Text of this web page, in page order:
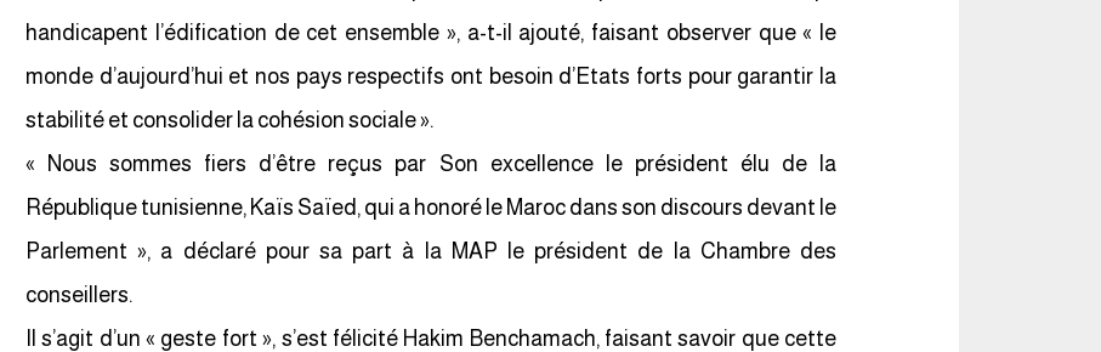
handicapent l’édification de cet ensemble », a-t-il ajouté, faisant observer que « le
monde d’aujourd’hui et nos pays respectifs ont besoin d’Etats forts pour garantir la
stabilité et consolider la cohésion sociale ».
« Nous sommes fiers d’être reçus par Son excellence le président élu de la
République tunisienne, Kaïs Saïed, qui a honoré le Maroc dans son discours devant le
Parlement », a déclaré pour sa part à la MAP le président de la Chambre des
conseillers.
Il s’agit d’un « geste fort », s’est félicité Hakim Benchamach, faisant savoir que cette